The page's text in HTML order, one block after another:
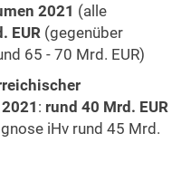
2021 (alle
EUR (gegenüber
65 - 70 Mrd. EUR)
2021 : rund 40 Mrd. EUR
iHv rund 45 Mrd.